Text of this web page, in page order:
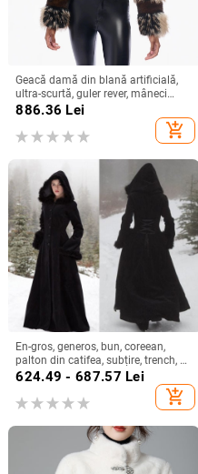
Geacă damă din blană artificială,
ultra-scurtă, guler rever, mâneci
lungi, panouri verticale din blană
886.36 Lei
add_shopping_cart
En-gros, generos, bun, coreean,
palton din catifea, subțire, trench, cu
margini căptușite cu blană, palton
624.49 - 687.57 Lei
add_shopping_cart